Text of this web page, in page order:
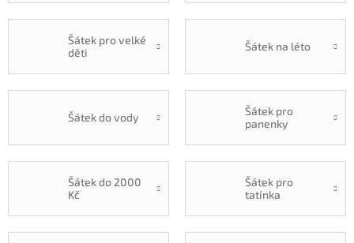
Šátek pro velké
děti
Šátek na léto
Šátek do vody
Šátek pro
panenky
Šátek do 2000
Kč
Šátek pro
tatínka